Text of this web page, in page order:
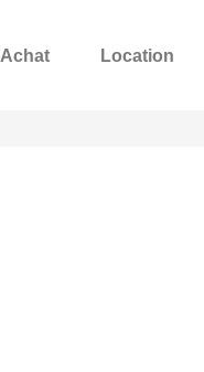
Achat Location